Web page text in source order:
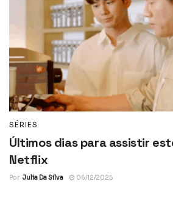
SÉRIES
Últimos dias para assistir
Netflix
Por Julia Da Silva 06/12/2025